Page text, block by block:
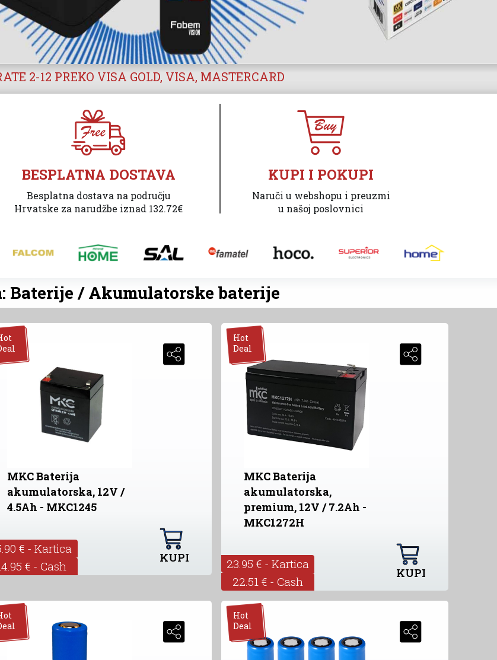
2-12 PREKO VISA GOLD, VISA, MASTERCARD
BESPLATNA DOSTAVA
Besplatna dostava na području
Hrvatske za narudžbe iznad 132.72€
KUPI I POKUPI
Naruči u webshopu i preuzmi
u našoj poslovnici
Baterije / Akumulatorske baterije
MKC Baterija
akumulatorska, 12V /
4.5Ah - MKC1245
€ - Kartica
€ - Cash
KUPI
Hot
Deal
MKC Baterija
akumulatorska,
premium, 12V / 7.2Ah -
MKC1272H
23.95 € - Kartica
22.51 € - Cash
KUPI
Hot
Deal